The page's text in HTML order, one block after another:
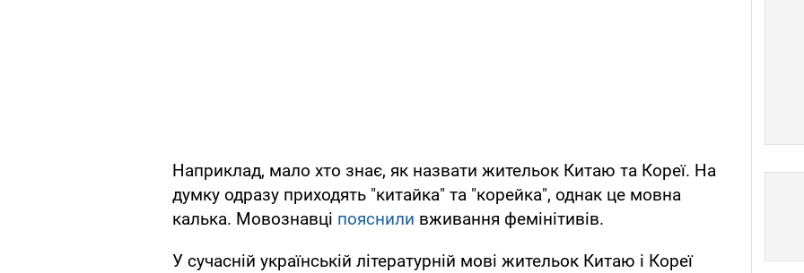
Наприклад, мало хто знає, як назвати жительок Китаю та Кореї. На
думку одразу приходять "китайка" та "корейка", однак це мовна
калька. Мовознавці пояснили вживання фемінітивів.
У сучасній українській літературній мові жительок Китаю і Кореї